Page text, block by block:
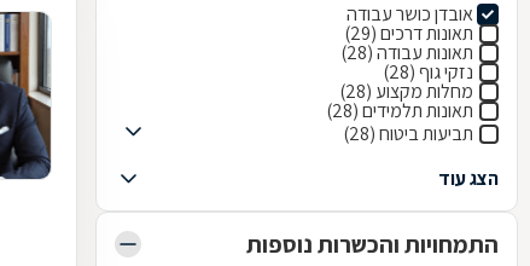
אובדן כושר עבודה
תאונות דרכים (29)
תאונות עבודה (28)
נזקי גוף (28)
מחלות מקצוע (28)
תאונות תלמידים (28)
תביעות ביטוח (28)
הצג עוד
התמחויות והכשרות נוספות